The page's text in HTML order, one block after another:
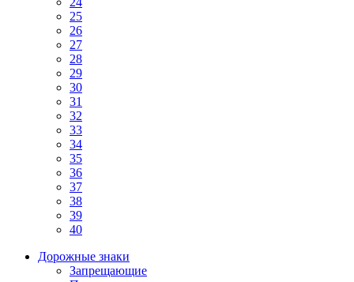
25
26
27
28
29
30
31
32
33
34
35
36
37
38
39
40
Дорожные знаки
Запрещающие